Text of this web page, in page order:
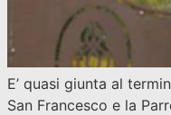
E’ quasi giunta al
San Francesco e la